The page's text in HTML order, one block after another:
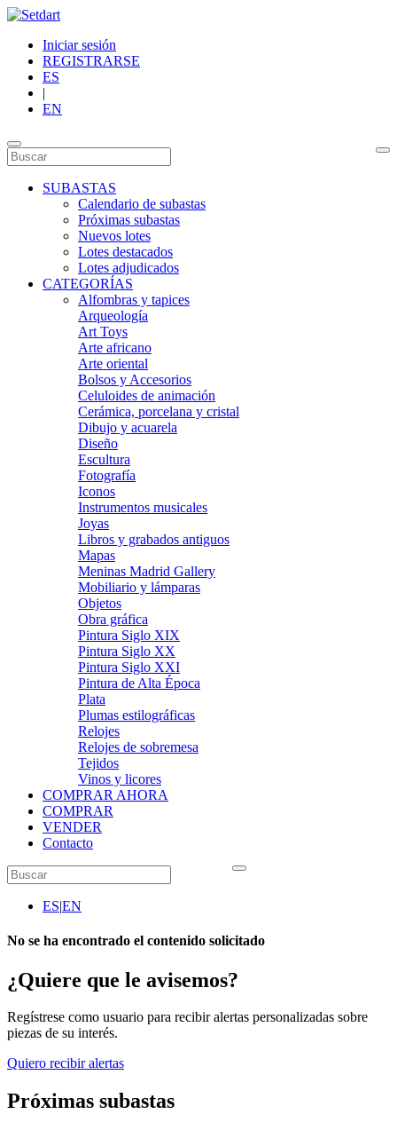
Iniciar sesión
REGISTRARSE
ES
|
EN
SUBASTAS
Calendario de subastas
Próximas subastas
Nuevos lotes
Lotes destacados
Lotes adjudicados
CATEGORÍAS
Alfombras y tapices
Arqueología
Art Toys
Arte africano
Arte oriental
Bolsos y Accesorios
Celuloides de animación
Cerámica, porcelana y cristal
Dibujo y acuarela
Diseño
Escultura
Fotografía
Iconos
Instrumentos musicales
Joyas
Libros y grabados antiguos
Mapas
Meninas Madrid Gallery
Mobiliario y lámparas
Objetos
Obra gráfica
Pintura Siglo XIX
Pintura Siglo XX
Pintura Siglo XXI
Pintura de Alta Época
Plata
Plumas estilográficas
Relojes
Relojes de sobremesa
Tejidos
Vinos y licores
COMPRAR AHORA
COMPRAR
VENDER
Contacto
ES|EN
No se ha encontrado el contenido solicitado
¿Quiere que le avisemos?
Regístrese como usuario para recibir alertas personalizadas sobre
piezas de su interés.
Quiero recibir alertas
Próximas subastas